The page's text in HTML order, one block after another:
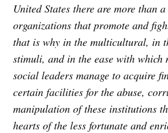
United States there are more than
organizations that promote and
that is why in the multicultural, in
stimuli, and in the ease with which
social leaders manage to acquire
certain facilities for the abuse,
manipulation of these institutions
hearts of the less fortunate and
Stay up to date! Get all
greatest posts